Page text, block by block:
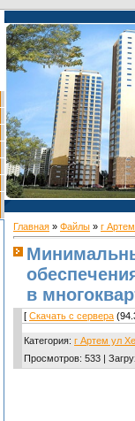
Главная » Файлы » г
в
[ Скачать с сервера
Категория: г Артем ул
Просмотров: 533 |